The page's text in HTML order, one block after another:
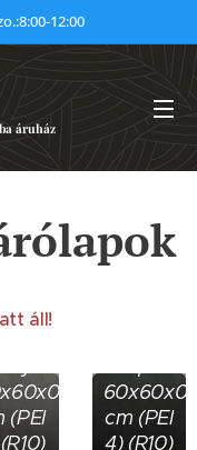
12:00
áruház
áll!
(PEI
cm (PEI
4) (R10)